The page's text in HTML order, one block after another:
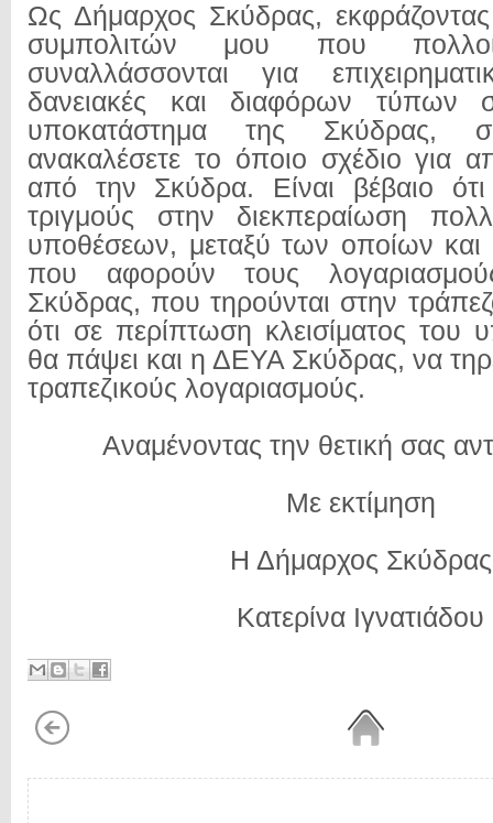
Ως Δήμαρχος Σκύδρας,
συμπολιτών μου που
συναλλάσσονται για
δανειακές και διαφόρων τύπων
υποκατάστημα της
ανακαλέσετε το όποιο σχέδιο για
από την Σκύδρα. Είναι βέβαιο
τριγμούς στην διεκπεραίωση
υποθέσεων, μεταξύ των οποίων και
που αφορούν τους
Σκύδρας, που τηρούνται στην
ότι σε περίπτωση κλεισίματος του
θα πάψει και η ΔΕΥΑ Σκύδρας, να
τραπεζικούς λογαριασμούς.
Αναμένοντας την θετική σας
Με εκτίμηση
Η Δήμαρχος Σκύδρας
Κατερίνα Ιγνατιάδου